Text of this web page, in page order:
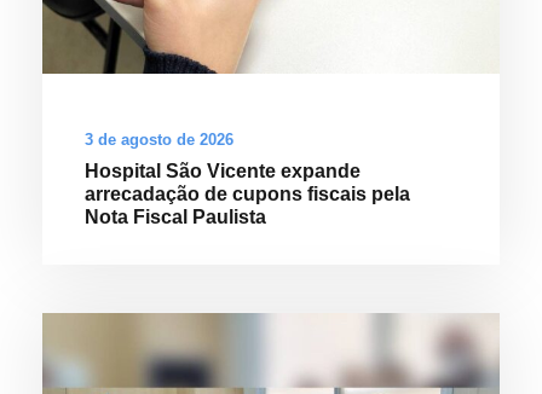
3 de agosto de 2026
Hospital São Vicente expande
arrecadação de cupons fiscais pela
Nota Fiscal Paulista